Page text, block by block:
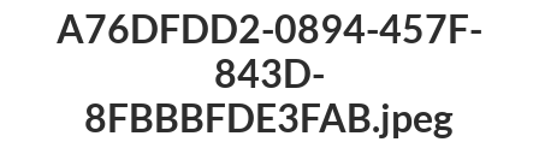
A76DFDD2-0894-457F-
843D-
8FBBBFDE3FAB.jpeg